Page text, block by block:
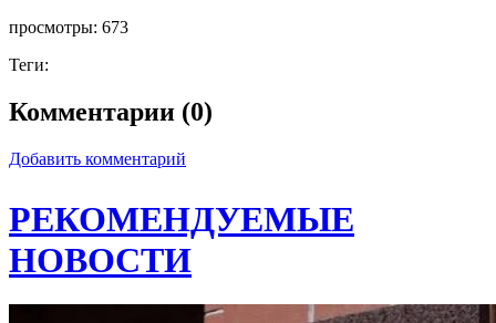
просмотры: 673
Теги:
Комментарии (0)
Добавить комментарий
РЕКОМЕНДУЕМЫЕ
НОВОСТИ